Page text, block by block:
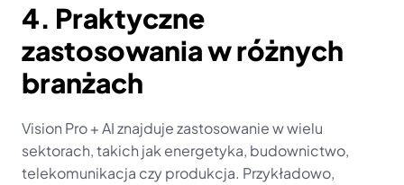
4. Praktyczne
zastosowania w różnych
branżach
Vision Pro + AI znajduje zastosowanie w wielu
sektorach, takich jak energetyka, budownictwo,
telekomunikacja czy produkcja. Przykładowo,